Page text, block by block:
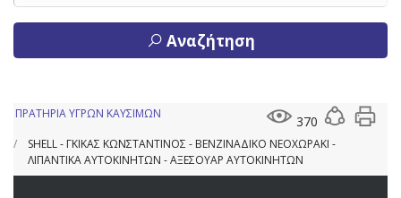
Αναζήτηση
370
ΠΡΑΤΗΡΙΑ ΥΓΡΩΝ ΚΑΥΣΙΜΩΝ
SHELL - ΓΚΙΚΑΣ ΚΩΝΣΤΑΝΤΙΝΟΣ - ΒΕΝΖΙΝΑΔΙΚΟ ΝΕΟΧΩΡΑΚΙ -
ΛΙΠΑΝΤΙΚΑ ΑΥΤΟΚΙΝΗΤΩΝ - ΑΞΕΣΟΥΑΡ ΑΥΤΟΚΙΝΗΤΩΝ